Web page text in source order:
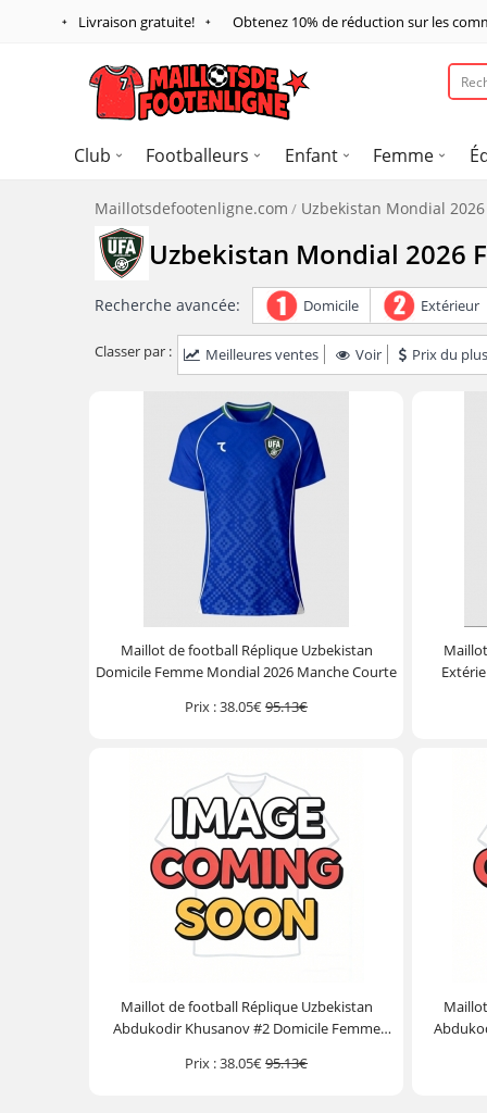
Livraison gratuite! Obtenez 10% de réduction sur les
Club Footballeurs Enfant Femme
Maillotsdefootenligne.com Uzbekistan Mondial
Uzbekistan Mondial 2026
Recherche avancée: Domicile Extérieur
Classer par : Meilleures ventes Voir Prix du
Maillot de football Réplique Uzbekistan
Domicile Femme Mondial 2026 Manche Courte
Prix :38.05€95.13€
Maillot de football Réplique Uzbekistan
Abdukodir Khusanov #2 Domicile Femme
Prix :38.05€95.13€